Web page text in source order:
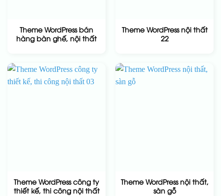
Theme WordPress bán
hàng bàn ghế, nội thất
Theme WordPress nội thất
22
Theme WordPress công ty
thiết kế, thi công nội thất
Theme WordPress nội thất,
sàn gỗ